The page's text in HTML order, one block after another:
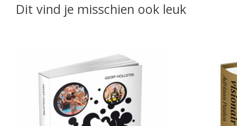
Dit vind je misschien ook leuk